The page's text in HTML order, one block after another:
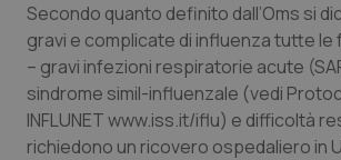
Provincia Autonoma di Trento
Puglia
Sardegna
Ipertensione & Scompenso
Malattie rare
Malattia di Crohn &
Secondo quanto definito dall’Oms si
gravi e complicate di influenza tutte le
– gravi infezioni respiratorie acute
sindrome simil-influenzale (vedi
INFLUNET www.iss.it/iflu) e difficoltà
richiedono un ricovero ospedaliero in